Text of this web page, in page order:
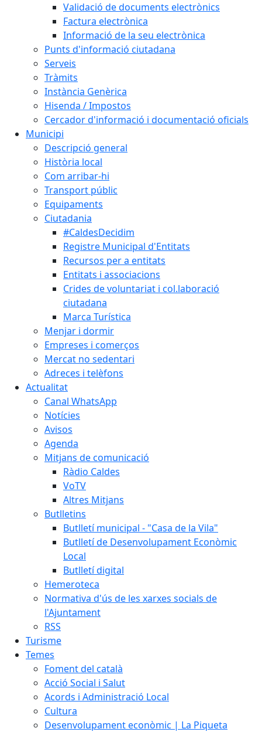
Validació de documents electrònics
Factura electrònica
Informació de la seu electrònica
Punts d'informació ciutadana
Serveis
Tràmits
Instància Genèrica
Hisenda / Impostos
Cercador d'informació i documentació oficials
Municipi
Descripció general
Història local
Com arribar-hi
Transport públic
Equipaments
Ciutadania
#CaldesDecidim
Registre Municipal d'Entitats
Recursos per a entitats
Entitats i associacions
Crides de voluntariat i col.laboració
ciutadana
Marca Turística
Menjar i dormir
Empreses i comerços
Mercat no sedentari
Adreces i telèfons
Actualitat
Canal WhatsApp
Notícies
Avisos
Agenda
Mitjans de comunicació
Ràdio Caldes
VoTV
Altres Mitjans
Butlletins
Butlletí municipal - "Casa de la Vila"
Butlletí de Desenvolupament Econòmic
Local
Butlletí digital
Hemeroteca
Normativa d'ús de les xarxes socials de
l'Ajuntament
RSS
Turisme
Temes
Foment del català
Acció Social i Salut
Acords i Administració Local
Cultura
Desenvolupament econòmic | La Piqueta